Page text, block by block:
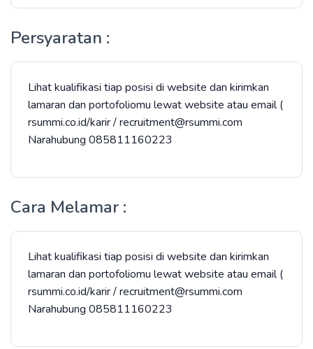
Persyaratan :
Lihat kualifikasi tiap posisi di website dan kirimkan
lamaran dan portofoliomu lewat website atau email (
rsummi.co.id/karir / recruitment@rsummi.com
Narahubung 085811160223
Cara Melamar :
Lihat kualifikasi tiap posisi di website dan kirimkan
lamaran dan portofoliomu lewat website atau email (
rsummi.co.id/karir / recruitment@rsummi.com
Narahubung 085811160223